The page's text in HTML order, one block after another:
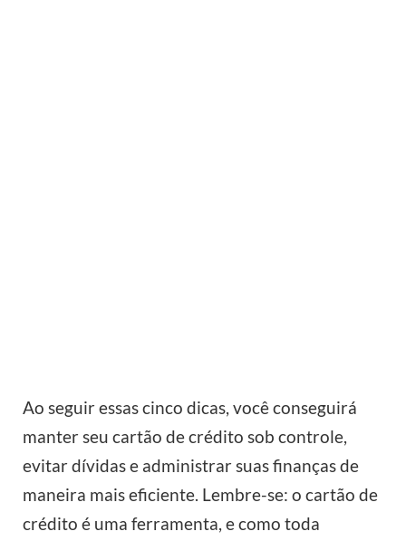
Ao seguir essas cinco dicas, você conseguirá
manter seu cartão de crédito sob controle,
evitar dívidas e administrar suas finanças de
maneira mais eficiente. Lembre-se: o cartão de
crédito é uma ferramenta, e como toda